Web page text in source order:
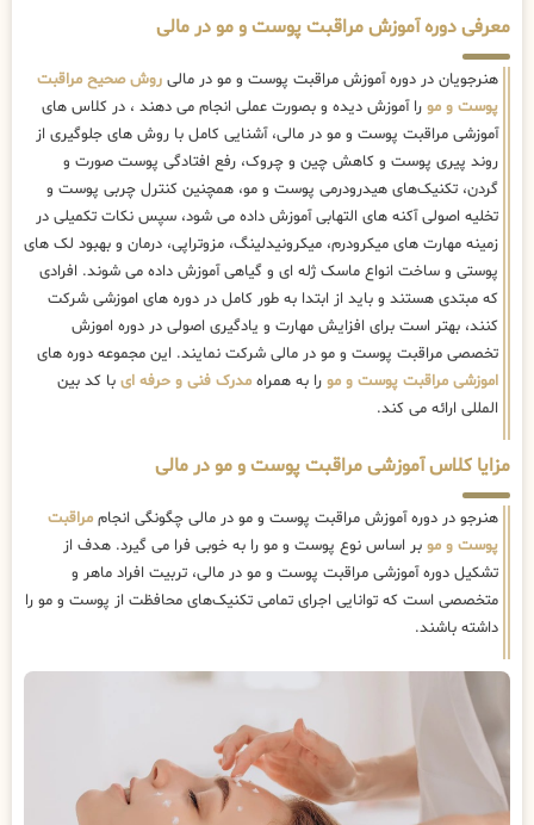
معرفی دوره آموزش مراقبت پوست و مو در مالی
هنرجویان در دوره آموزش مراقبت پوست و مو در مالی روش صحیح مراقبت
پوست و مو را آموزش دیده و بصورت عملی انجام می دهند ، در کلاس های
آموزشی مراقبت پوست و مو در مالی، آشنایی کامل با روش های جلوگیری از
روند پیری پوست و کاهش چین و چروک، رفع افتادگی پوست صورت و
گردن، تکنیک‌های هیدرودرمی پوست و مو، همچنین کنترل چربی پوست و
تخلیه اصولی آکنه های التهابی آموزش داده می شود، سپس نکات تکمیلی در
زمینه مهارت های میکرودرم، میکرونیدلینگ، مزوتراپی، درمان و بهبود لک های
پوستی و ساخت انواع ماسک ژله ای و گیاهی آموزش داده می شوند. افرادی
که مبتدی هستند و باید از ابتدا به طور کامل در دوره های اموزشی شرکت
کنند، بهتر است برای افزایش مهارت و یادگیری اصولی در دوره اموزش
تخصصی مراقبت پوست و مو در مالی شرکت نمایند. این مجموعه دوره های
اموزشی مراقبت پوست و مو را به همراه مدرک فنی و حرفه ای با کد بین
المللی ارائه می کند.
مزایا کلاس آموزشی مراقبت پوست و مو در مالی
هنرجو در دوره آموزش مراقبت پوست و مو در مالی چگونگی انجام مراقبت
پوست و مو بر اساس نوع پوست و مو را به خوبی فرا می گیرد. هدف از
تشکیل دوره آموزشی مراقبت پوست و مو در مالی، تربیت افراد ماهر و
متخصصی است که توانایی اجرای تمامی تکنیک‌های محافظت از پوست و مو را
داشته باشند.